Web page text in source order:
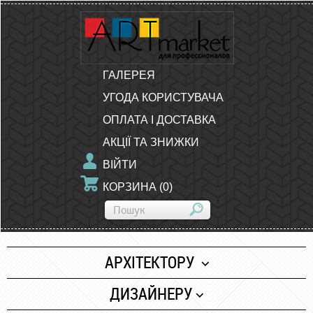
ГАЛЕРЕЯ
УГОДА КОРИСТУВАЧА
ОПЛАТА І ДОСТАВКА
АКЦІЇ ТА ЗНИЖКИ
ВІЙТИ
КОРЗИНА (0)
АРХІТЕКТОРУ
Папір
ДИЗАЙНЕРУ